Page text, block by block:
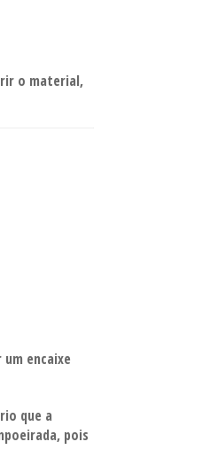
o material,
encaixe
que a
pois